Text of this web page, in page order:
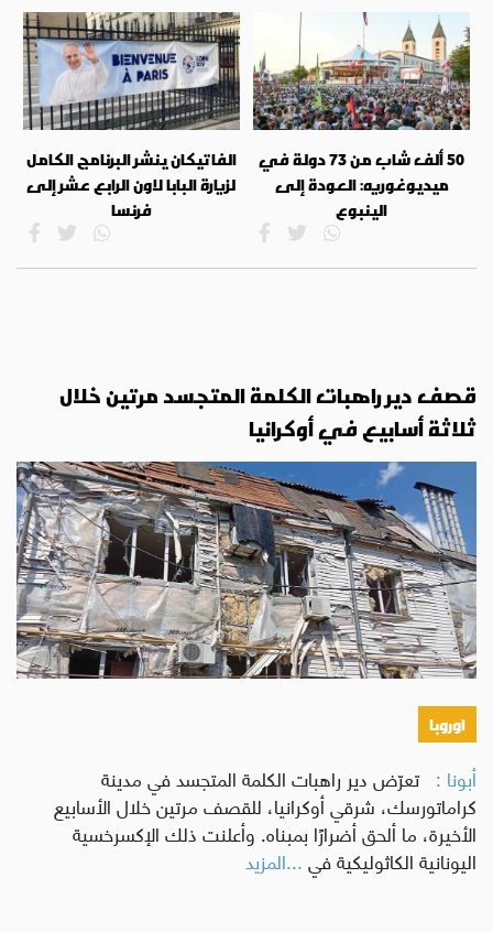
50 ألف شاب من 73 دولة في
ميديوغوريه: العودة إلى
الينبوع
الفاتيكان ينشر البرنامج الكامل
لزيارة البابا لاون الرابع عشر إلى
فرنسا
قصف دير راهبات الكلمة المتجسد مرتين خلال
ثلاثة أسابيع في أوكرانيا
اوروبا
أبونا : تعرّض دير راهبات الكلمة المتجسد في مدينة
كراماتورسك، شرقي أوكرانيا، للقصف مرتين خلال الأسابيع
الأخيرة، ما ألحق أضرارًا بمبناه. وأعلنت ذلك الإكسرخسية
اليونانية الكاثوليكية في...المزيد